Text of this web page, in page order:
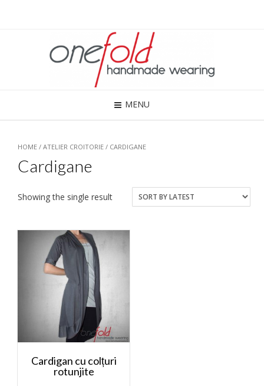
MENU
HOME / ATELIER CROITORIE / CARDIGANE
Cardigane
Showing the single result
Cardigan cu colțuri
rotunjite